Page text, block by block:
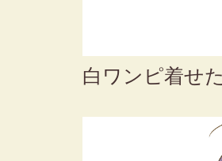
白ワンピ着せ